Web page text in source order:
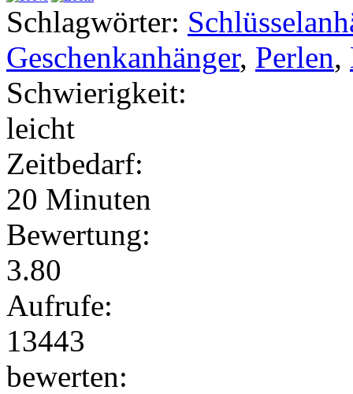
Schlagwörter:
Geschenkanhänger, Perlen,
Schwierigkeit:
leicht
Zeitbedarf:
20 Minuten
Bewertung:
3.80
Aufrufe:
13443
bewerten: